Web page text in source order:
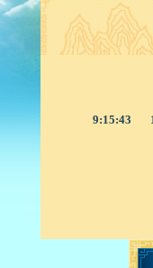
9:15:44